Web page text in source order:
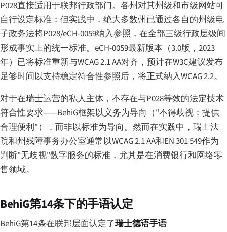
P028直接适用于联邦行政部门。各州对其州级和市级网站可
自行设定标准；但实践中，绝大多数州已通过各自的州级电
子政务法将P028/eCH-0059纳入参照，在全部三级行政层级间
形成事实上的统一标准。eCH-0059最新版本（3.0版，2023
年）已将标准重新与WCAG 2.1 AA对齐，预计在W3C建议发布
足够时间以支持稳定符合性参照后，将正式纳入WCAG 2.2。
对于在瑞士运营的私人主体，不存在与P028等效的法定技术
符合性要求——BehiG框架以义务为导向（"不得歧视；提供
合理便利"），而非以标准为导向。然而在实践中，瑞士法
院和州残障事务办公室通常以WCAG 2.1 AA和EN 301 549作为
判断"无歧视"数字服务的标准，尤其是在消费银行和网络零
售领域。
BehiG第14条下的手语认定
BehiG第14条在联邦层面认定了瑞士德语手语